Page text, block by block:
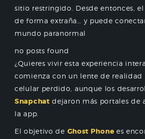
sitio restringido. Desde entonces,
de forma extraña… y puede
mundo paranormal
no posts found
¿Quieres vivir esta experiencia
comienza con un lente de realidad
celular perdido, aunque los
Snapchat dejaron más portales de
la app.
El objetivo de Ghost Phone es